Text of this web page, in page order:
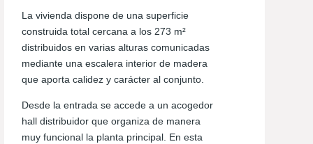
La vivienda dispone de una superficie
construida total cercana a los 273 m²
distribuidos en varias alturas comunicadas
mediante una escalera interior de madera
que aporta calidez y carácter al conjunto.
Desde la entrada se accede a un acogedor
hall distribuidor que organiza de manera
muy funcional la planta principal. En esta